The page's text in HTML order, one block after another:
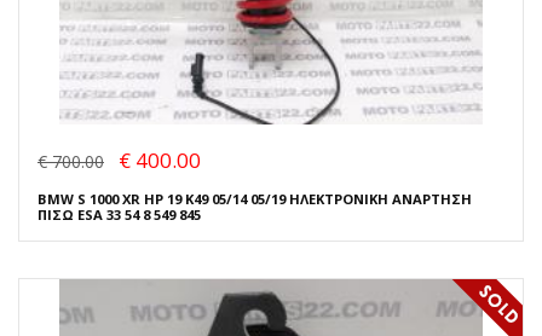
€ 700.00 € 400.00
BMW S 1000 XR HP 19 K49 05/14 05/19 ΗΛΕΚΤΡΟΝΙΚΗ ΑΝΑΡΤΗΣΗ
ΠΙΣΩ ESA 33 54 8 549 845